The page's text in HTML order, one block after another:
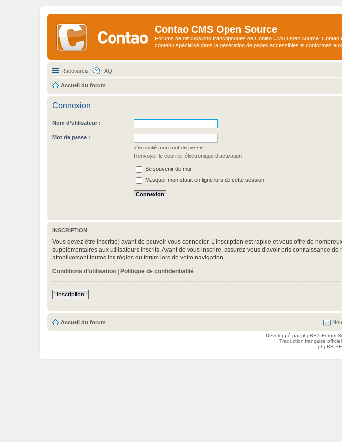
Contao CMS Open Source
Forums de discussions francophones de Contao CMS Open Source. Contao
contenu spécialisé dans la génération de pages accessibles et conformes
Raccourcis FAQ
Accueil du forum
Connexion
Nom d’utilisateur :
Mot de passe :
J’ai oublié mon mot de passe
Renvoyer le courrier électronique d’activation
Se souvenir de moi
Masquer mon statut en ligne lors de cette session
INSCRIPTION
Vous devez être inscrit(e) avant de pouvoir vous connecter. L’inscription est rapide et vous offre de
supplémentaires aux utilisateurs inscrits. Avant de vous inscrire, assurez-vous d’avoir pris connaissance
attentivement toutes les règles du forum lors de votre navigation.
Conditions d’utilisation
Politique de confidentialité
Inscription
Accueil du forum
Développé parphpBB® Forum
Traduction française
phpBB